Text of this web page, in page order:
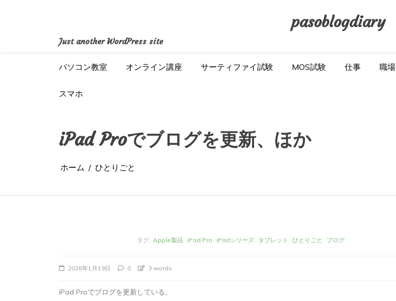
pasoblogdiary
Just another WordPress site
パソコン教室 オンライン講座 サーティファイ試験 MOS試験 仕事 職場
スマホ
iPad Proでブログを更新、ほか
ホーム ひとりごと
タグ: Apple製品 iPad Pro iPadシリーズ タブレット ひとりごと ブログ
2026年1月19日 0 3 words
iPad Proでブログを更新している。